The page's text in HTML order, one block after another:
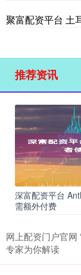
聚富配资平台 土
推荐资讯
深富配资平台
需额外付费
网上配资门户官网
专家为你解读